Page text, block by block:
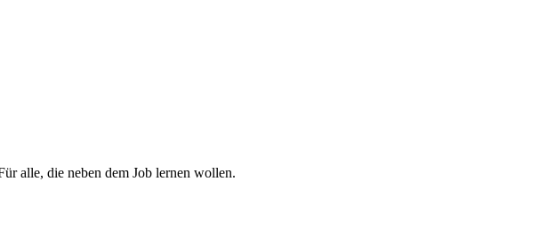
alle, die neben dem Job lernen wollen.